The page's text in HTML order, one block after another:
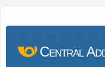
Central